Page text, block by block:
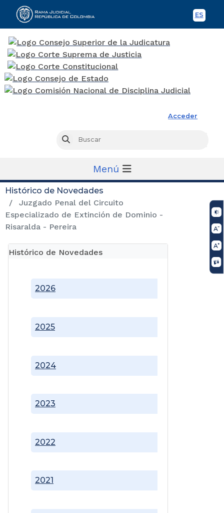
ES
Acceder
Buscar
Menú
Histórico de Novedades
Juzgado Penal del Circuito
Especializado de Extinción de Dominio -
Risaralda - Pereira
Histórico de Novedades
2021
2022
2023
2024
2025
2026